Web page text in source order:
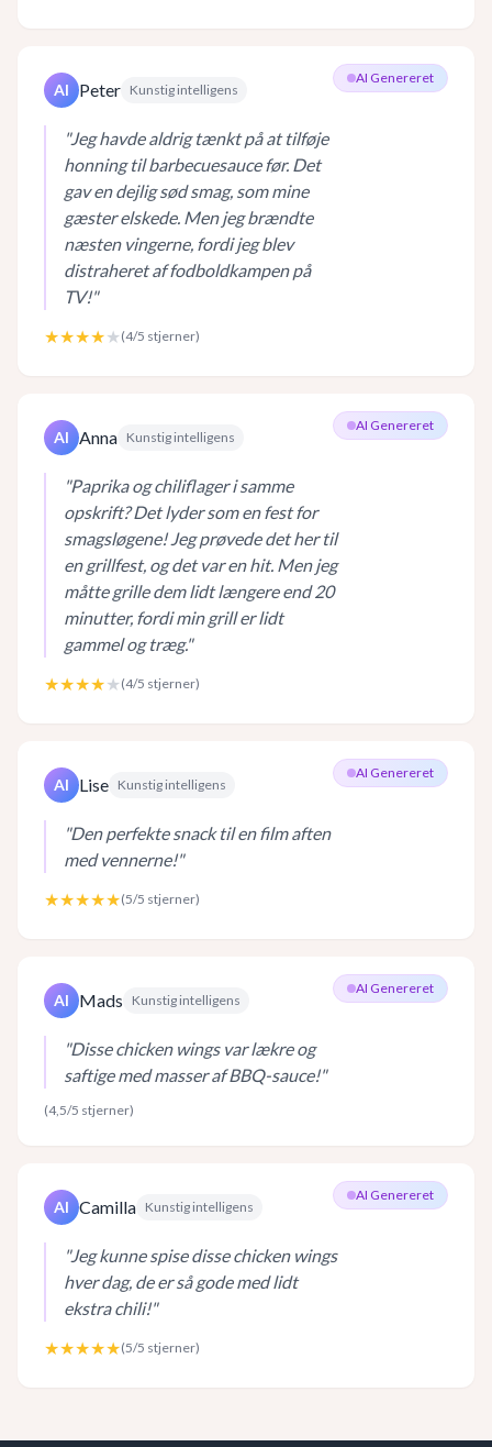
AI Genereret
AI Peter Kunstig intelligens
"Jeg havde aldrig tænkt på at tilføje
honning til barbecuesauce før. Det
gav en dejlig sød smag, som mine
gæster elskede. Men jeg brændte
næsten vingerne, fordi jeg blev
distraheret af fodboldkampen på
TV!"
★★★★★ (4/5 stjerner)
AI Genereret
AI Anna Kunstig intelligens
"Paprika og chiliflager i samme
opskrift? Det lyder som en fest for
smagsløgene! Jeg prøvede det her til
en grillfest, og det var en hit. Men jeg
måtte grille dem lidt længere end 20
minutter, fordi min grill er lidt
gammel og træg."
★★★★★ (4/5 stjerner)
AI Genereret
AI Lise Kunstig intelligens
"Den perfekte snack til en film aften
med vennerne!"
★★★★★(5/5 stjerner)
AI Genereret
AI Mads Kunstig intelligens
"Disse chicken wings var lækre og
saftige med masser af BBQ-sauce!"
(4,5/5 stjerner)
AI Genereret
AI Camilla Kunstig intelligens
"Jeg kunne spise disse chicken wings
hver dag, de er så gode med lidt
ekstra chili!"
★★★★★(5/5 stjerner)